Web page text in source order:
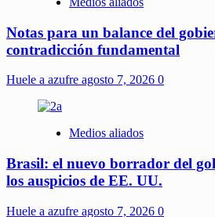
Notas para un balance del
contradicción fundamental
Huele a azufre agosto 7, 2026 0
Medios aliados
Brasil: el nuevo borrador del
los auspicios de EE. UU.
Huele a azufre agosto 7, 2026 0